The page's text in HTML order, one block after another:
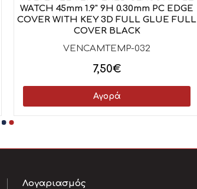
VENCAMTEMP-032
WATCH 45mm 1.9" 9H 0.30mm PC EDGE
COVER WITH KEY 3D FULL GLUE FULL
COVER BLACK
7,50€
Αγορά
Λογαριασμός